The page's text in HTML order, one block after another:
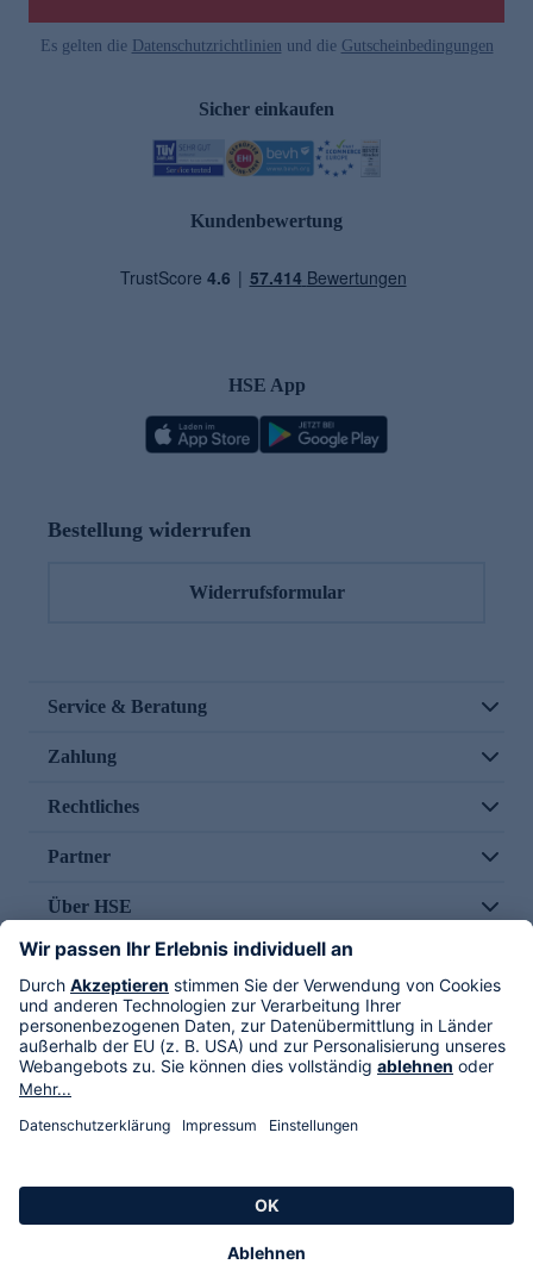
Es gelten die Datenschutzrichtlinien und die Gutscheinbedingungen
Sicher einkaufen
Kundenbewertung
HSE App
Bestellung widerrufen
Widerrufsformular
Service & Beratung
Zahlung
Rechtliches
Partner
Über HSE
Im TV
HSE International